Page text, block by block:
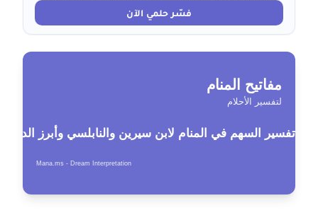
فسّر حلمي الآن